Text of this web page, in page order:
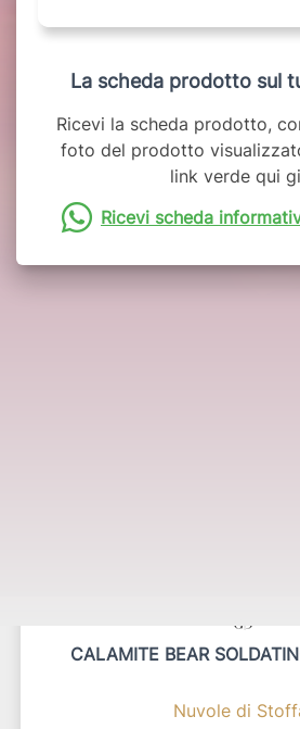
La scheda prodotto sul
Ricevi la scheda prodotto,
foto del prodotto
link verde qui
Ricevi scheda
CALAMITE BEAR
Nuvole di